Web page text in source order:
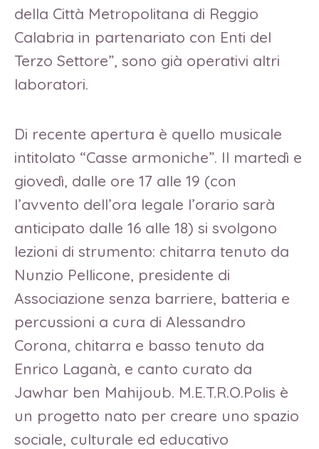
della Città Metropolitana di Reggio
Calabria in partenariato con Enti del
Terzo Settore”, sono già operativi altri
laboratori.
Di recente apertura è quello musicale
intitolato “Casse armoniche”. Il martedì e
giovedì, dalle ore 17 alle 19 (con
l’avvento dell’ora legale l’orario sarà
anticipato dalle 16 alle 18) si svolgono
lezioni di strumento: chitarra tenuto da
Nunzio Pellicone, presidente di
Associazione senza barriere, batteria e
percussioni a cura di Alessandro
Corona, chitarra e basso tenuto da
Enrico Laganà, e canto curato da
Jawhar ben Mahijoub. M.E.T.R.O.Polis è
un progetto nato per creare uno spazio
sociale, culturale ed educativo